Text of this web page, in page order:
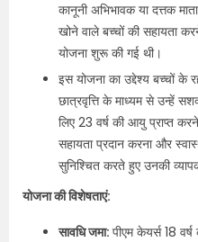
कानूनी अभिभावक या दत्तक
खोने वाले बच्चों की सहायता
योजना शुरू की गई थी।
इस योजना का उद्देश्य बच्चों के
छात्रवृत्ति के माध्यम से उन्हें
लिए 23 वर्ष की आयु प्राप्त
सहायता प्रदान करना और
सुनिश्चित करते हुए उनकी
योजना की विशेषताएं:
सावधि जमा: पीएम केयर्स 18